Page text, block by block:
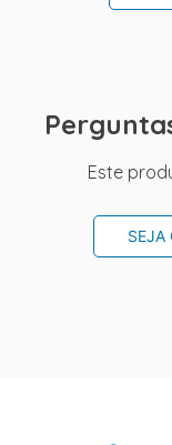
Este
SEJA